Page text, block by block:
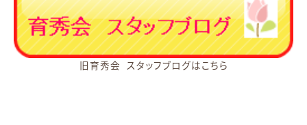
旧育秀会 スタッフブログはこちら